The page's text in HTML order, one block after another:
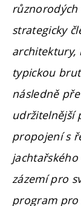
různorodých
strategicky
architektury,
typickou
následně
udržitelnější
propojení s
zázemí pro
program pro